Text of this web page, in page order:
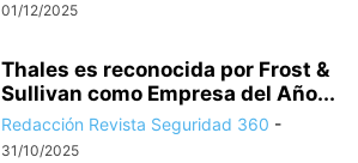
01/12/2025
Thales es reconocida por Frost &
Sullivan como Empresa del Año...
Redacción Revista Seguridad 360 -
31/10/2025